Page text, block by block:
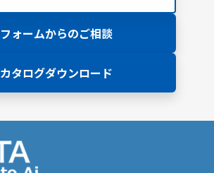
フォームからのご相談
カタログダウンロード